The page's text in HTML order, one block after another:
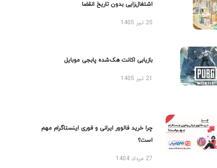
اشتغال‌زایی بدون تاریخ انقضا
20 تیر 1405
بازیابی اکانت هک‌شده پابجی موبایل
چرا خرید فالوور ایرانی و فوری اینستاگرام مهم
است؟
27 مرداد 1404